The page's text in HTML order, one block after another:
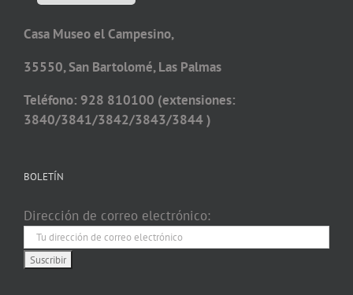
Casa Museo el Campesino,
35550, San Bartolomé, Las Palmas
Teléfono: 928 810100 (extensiones:
3840/3841/3842/3843/3844 )
BOLETÍN
Dirección de correo electrónico: